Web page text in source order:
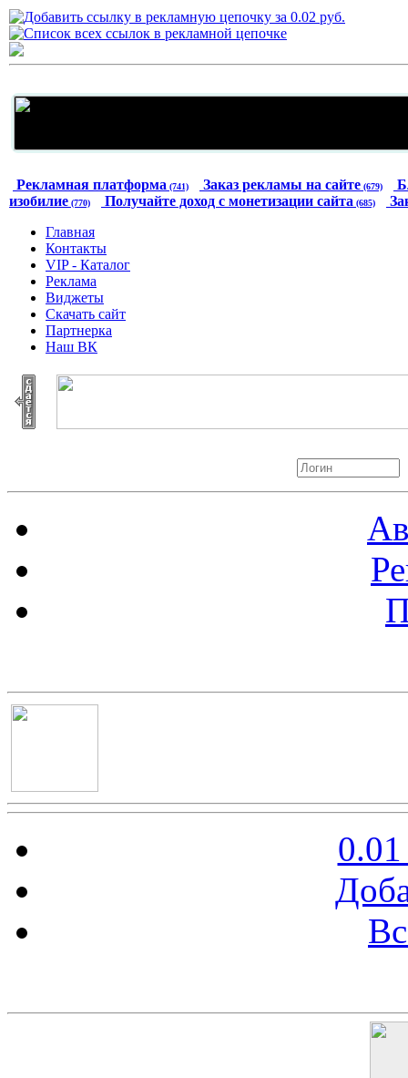
Рекламная платформа (741) Заказ рекламы на сайте (679)
изобилие (770) Получайте доход с монетизации сайта (685)
Главная
Контакты
VIP - Каталог
Реклама
Виджеты
Скачать сайт
Партнерка
Наш ВК